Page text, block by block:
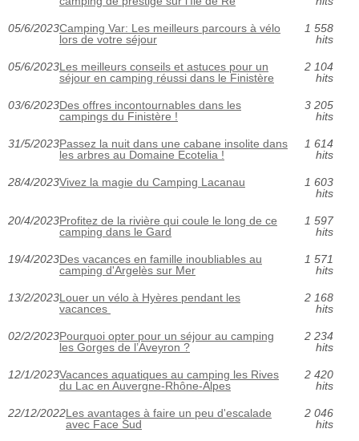
05/6/2023Camping Var: Les meilleurs parcours à vélo
lors de votre séjour
1 558
hits
05/6/2023Les meilleurs conseils et astuces pour un
séjour en camping réussi dans le Finistère
2 104
hits
03/6/2023Des offres incontournables dans les
campings du Finistère !
3 205
hits
31/5/2023Passez la nuit dans une cabane insolite dans
les arbres au Domaine Ecotelia !
1 614
hits
28/4/2023Vivez la magie du Camping Lacanau
1 603
hits
20/4/2023Profitez de la rivière qui coule le long de ce
camping dans le Gard
1 597
hits
19/4/2023Des vacances en famille inoubliables au
camping d'Argelès sur Mer
1 571
hits
13/2/2023Louer un vélo à Hyères pendant les
vacances
2 168
hits
02/2/2023Pourquoi opter pour un séjour au camping
les Gorges de l’Aveyron ?
2 234
hits
12/1/2023Vacances aquatiques au camping les Rives
du Lac en Auvergne-Rhône-Alpes
2 420
hits
22/12/2022Les avantages à faire un peu d'escalade
avec Face Sud
2 046
hits